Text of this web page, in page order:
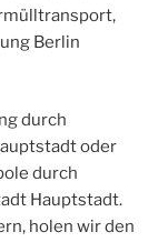
Berlin
durch
oder
durch
Hauptstadt.
holen wir den